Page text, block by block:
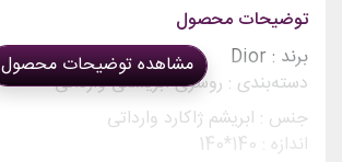
توضیحات محصول
برند : Dior
دسته‌بندی : روسری ابریشمی وارداتی
جنس : ابریشم ژاکارد وارداتی
اندازه : 140*140
مشاهده توضیحات محصول